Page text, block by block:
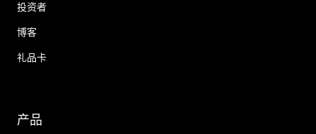
投资者
博客
礼品卡
产品